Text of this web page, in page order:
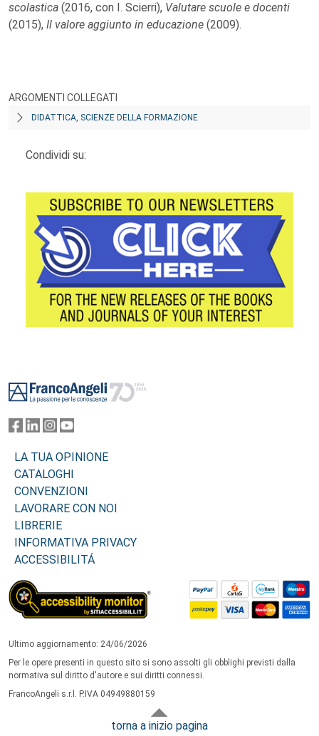
scolastica (2016, con I. Scierri), Valutare scuole e docenti
(2015), Il valore aggiunto in educazione (2009).
ARGOMENTI COLLEGATI
DIDATTICA, SCIENZE DELLA FORMAZIONE
Condividi su:
LA TUA OPINIONE
CATALOGHI
CONVENZIONI
LAVORARE CON NOI
LIBRERIE
INFORMATIVA PRIVACY
ACCESSIBILITÁ
Ultimo aggiornamento: 24/06/2026
Per le opere presenti in questo sito si sono assolti gli obblighi previsti dalla
normativa sul diritto d'autore e sui diritti connessi.
FrancoAngeli s.r.l. P.IVA 04949880159
torna a inizio pagina